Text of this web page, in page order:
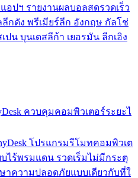
อปฯ รายงานผลบอลสดรวดเร็ว
กดัง พรีเมียร์ลีก อังกฤษ กัลโช่
ปน บุนเดสลีก้า เยอรมัน ลีกเอิง
ควบคุมคอมพิวเตอร์ระยะไ
โปรแกรมรีโมทคอมพิวเต
ไร้พรมแดน รวดเร็มไม่มีกระตุ
ความปลอดภัยแบบเดียวกับที่ใ